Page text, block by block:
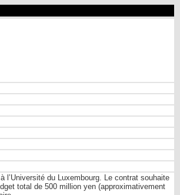
l’Université du Luxembourg. Le contrat souhaite
total de 500 million yen (approximativement